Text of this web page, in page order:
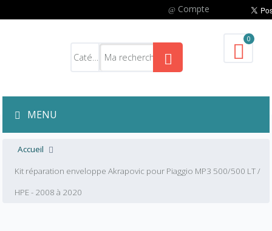
Compte
0
MENU
Accueil
Kit réparation enveloppe Akrapovic pour Piaggio MP3 500/500 LT /
HPE - 2008 à 2020